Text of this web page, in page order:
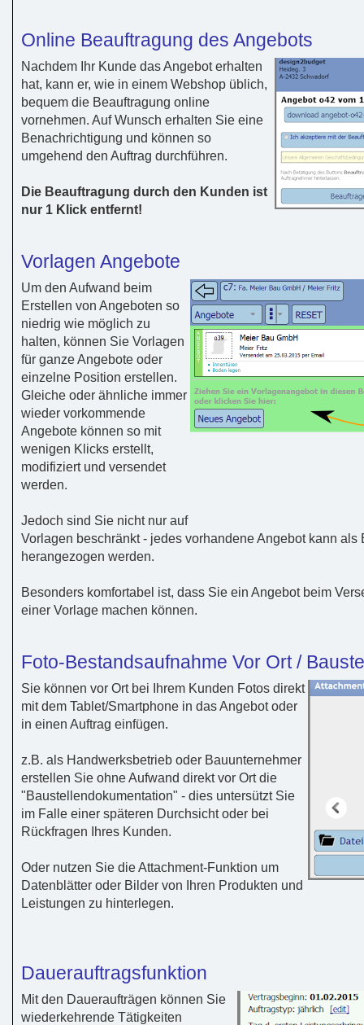
Online Beauftragung des Angebots
Nachdem Ihr Kunde das Angebot erhalten
hat, kann er, wie in einem Webshop üblich,
bequem die Beauftragung online
vornehmen. Auf Wunsch erhalten Sie eine
Benachrichtigung und können so
umgehend den Auftrag durchführen.
Die Beauftragung durch den Kunden ist
nur 1 Klick entfernt!
Vorlagen Angebote
Um den Aufwand beim
Erstellen von Angeboten so
niedrig wie möglich zu
halten, können Sie Vorlagen
für ganze Angebote oder
einzelne Position erstellen.
Gleiche oder ähnliche immer
wieder vorkommende
Angebote können so mit
wenigen Klicks erstellt,
modifiziert und versendet
werden.
Jedoch sind Sie nicht nur auf
Vorlagen beschränkt - jedes vorhandene Angebot kann als
herangezogen werden.
Besonders komfortabel ist, dass Sie ein Angebot beim
einer Vorlage machen können.
Foto-Bestandsaufnahme Vor Ort /
Sie können vor Ort bei Ihrem Kunden Fotos direkt
mit dem Tablet/Smartphone in das Angebot oder
in einen Auftrag einfügen.
z.B. als Handwerksbetrieb oder Bauunternehmer
erstellen Sie ohne Aufwand direkt vor Ort die
"Baustellendokumentation" - dies untersützt Sie
im Falle einer späteren Durchsicht oder bei
Rückfragen Ihres Kunden.
Oder nutzen Sie die Attachment-Funktion um
Datenblätter oder Bilder von Ihren Produkten und
Leistungen zu hinterlegen.
Dauerauftragsfunktion
Mit den Daueraufträgen können Sie
wiederkehrende Tätigkeiten